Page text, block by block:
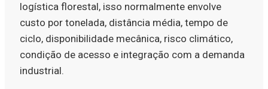
logística florestal, isso normalmente envolve
custo por tonelada, distância média, tempo de
ciclo, disponibilidade mecânica, risco climático,
condição de acesso e integração com a demanda
industrial.